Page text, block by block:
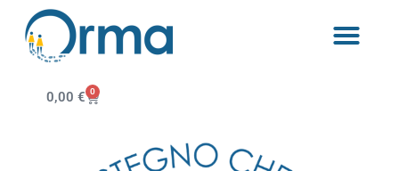
0,00 € 0